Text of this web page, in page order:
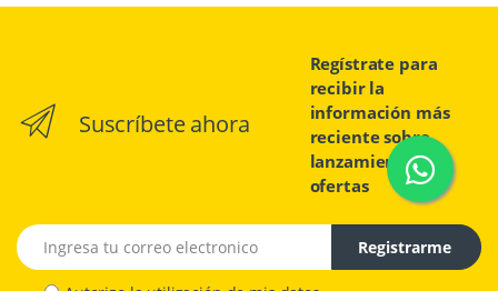
Suscríbete ahora
Regístrate para
recibir la
información más
reciente sobre
lanzamientos y
ofertas
Email address
Registrarme